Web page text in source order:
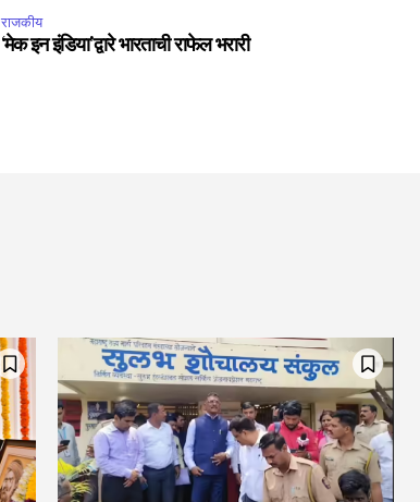
राजकीय
‘मेक इन इंडिया’द्वारे भारताची राफेल भरारी